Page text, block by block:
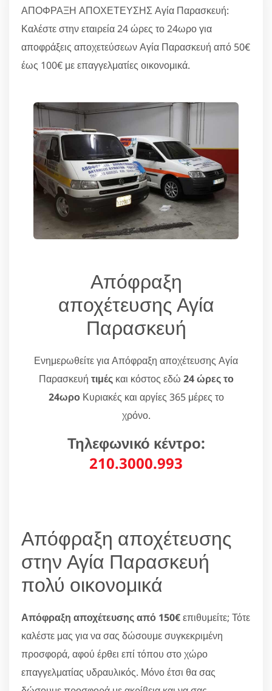
ΑΠΟΦΡΑΞΗ ΑΠΟΧΕΤΕΥΣΗΣ Αγία Παρασκευή:
Καλέστε στην εταιρεία 24 ώρες το 24ωρο για
αποφράξεις αποχετεύσεων Αγία Παρασκευή από 50€
έως 100€ με επαγγελματίες οικονομικά.
Απόφραξη
αποχέτευσης Αγία
Παρασκευή
Ενημερωθείτε για Απόφραξη αποχέτευσης Αγία
Παρασκευή τιμέςκαι κόστος εδώ 24 ώρες το
24ωροΚυριακές και αργίες 365 μέρες το
χρόνο.
Τηλεφωνικό κέντρο:
210.3000.993
Απόφραξη αποχέτευσης
στην Αγία Παρασκευή
πολύ οικονομικά
Απόφραξη αποχέτευσης από 150€επιθυμείτε; Τότε
καλέστε μας για να σας δώσουμε συγκεκριμένη
προσφορά, αφού έρθει επί τόπου στο χώρο
επαγγελματίας υδραυλικός. Μόνο έτσι θα σας